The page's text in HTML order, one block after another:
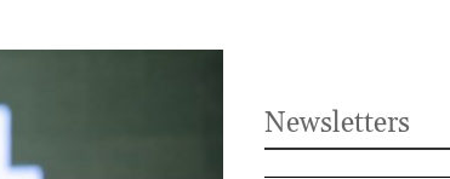
Newsletters